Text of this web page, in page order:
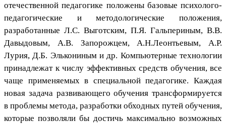
отечественной педагогике положены базовые психолого-
педагогические и методологические положения,
разработанные Л.С. Выготским, П.Я. Гальпериным, В.В.
Давыдовым, А.В. Запорожцем, А.Н.Леонтьевым, А.Р.
Лурия, Д.Б. Элькониным и др. Компьютерные технологии
принадлежат к числу эффективных средств обучения, все
чаще применяемых в специальной педагогике. Каждая
новая задача развивающего обучения трансформируется
в проблемы метода, разработки обходных путей обучения,
которые позволяли бы достичь максимально возможных